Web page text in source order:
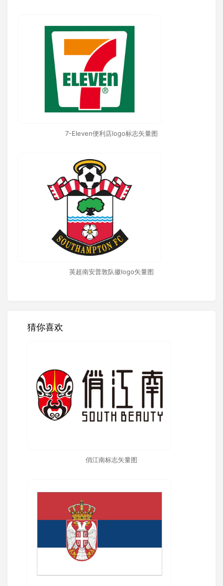
7-Eleven便利店logo标志矢量图
英超南安普敦队徽logo矢量图
猜你喜欢
俏江南标志矢量图